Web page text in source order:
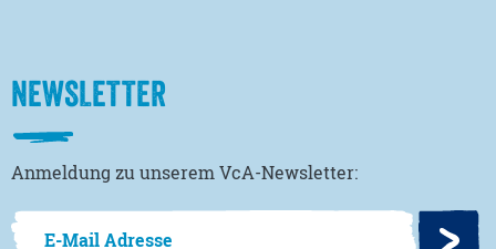
NEWSLETTER
Anmeldung zu unserem VcA-Newsletter: